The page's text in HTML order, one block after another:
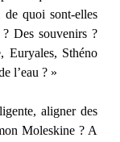
de quoi sont-elles
Des souvenirs ?
Euryales, Sthéno
l’eau ? »
aligner des
Moleskine ? A